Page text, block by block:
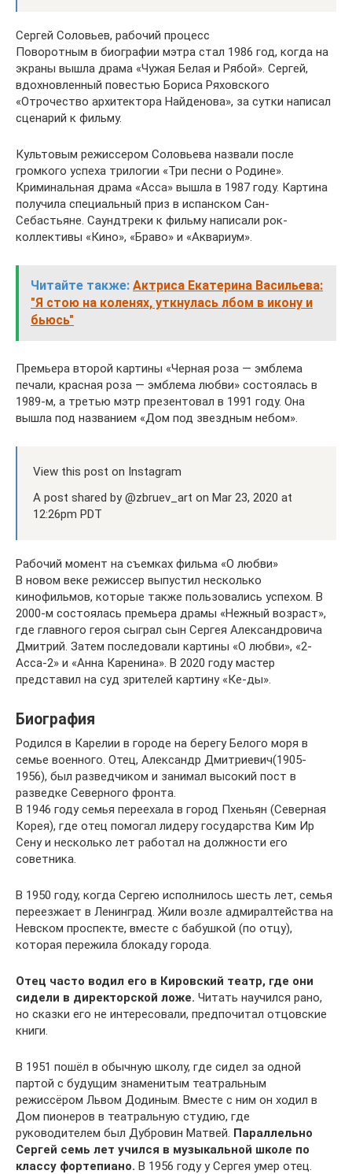
Сергей Соловьев, рабочий процесс
Поворотным в биографии мэтра стал 1986 год, когда на
экраны вышла драма «Чужая Белая и Рябой». Сергей,
вдохновленный повестью Бориса Ряховского
«Отрочество архитектора Найденова», за сутки написал
сценарий к фильму.
Культовым режиссером Соловьева назвали после
громкого успеха трилогии «Три песни о Родине».
Криминальная драма «Асса» вышла в 1987 году. Картина
получила специальный приз в испанском Сан-
Себастьяне. Саундтреки к фильму написали рок-
коллективы «Кино», «Браво» и «Аквариум».
Читайте также: Актриса Екатерина Васильева:
"Я стою на коленях, уткнулась лбом в икону и
бьюсь"
Премьера второй картины «Черная роза — эмблема
печали, красная роза — эмблема любви» состоялась в
1989-м, а третью мэтр презентовал в 1991 году. Она
вышла под названием «Дом под звездным небом».
View this post on Instagram
A post shared by @zbruev_art on Mar 23, 2020 at
12:26pm PDT
Рабочий момент на съемках фильма «О любви»
В новом веке режиссер выпустил несколько
кинофильмов, которые также пользовались успехом. В
2000-м состоялась премьера драмы «Нежный возраст»,
где главного героя сыграл сын Сергея Александровича
Дмитрий. Затем последовали картины «О любви», «2-
Асса-2» и «Анна Каренина». В 2020 году мастер
представил на суд зрителей картину «Ке-ды».
Биография
Родился в Карелии в городе на берегу Белого моря в
семье военного. Отец, Александр Дмитриевич(1905-
1956), был разведчиком и занимал высокий пост в
разведке Северного фронта.
В 1946 году семья переехала в город Пхеньян (Северная
Корея), где отец помогал лидеру государства Ким Ир
Сену и несколько лет работал на должности его
советника.
В 1950 году, когда Сергею исполнилось шесть лет, семья
переезжает в Ленинград. Жили возле адмиралтейства на
Невском проспекте, вместе с бабушкой (по отцу),
которая пережила блокаду города.
Отец часто водил его в Кировский театр, где они
сидели в директорской ложе. Читать научился рано,
но сказки его не интересовали, предпочитал отцовские
книги.
В 1951 пошёл в обычную школу, где сидел за одной
партой с будущим знаменитым театральным
режиссёром Львом Додиным. Вместе с ним он ходил в
Дом пионеров в театральную студию, где
руководителем был Дубровин Матвей. Параллельно
Сергей семь лет учился в музыкальной школе по
классу фортепиано. В 1956 году у Сергея умер отец.